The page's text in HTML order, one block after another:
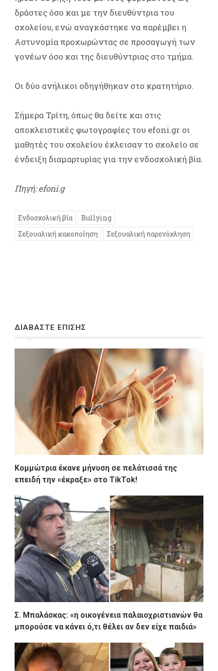
δράστες όσο και με την διευθύντρια του
σχολείου, ενώ αναγκάστηκε να παρέμβει η
Αστυνομία προχωρώντας σε προσαγωγή των
γονέων όσο και της διευθύντριας στο τμήμα.
Oι δύο ανήλικοι οδηγήθηκαν στο κρατητήριο.
Σήμερα Τρίτη, όπως θα δείτε και στις
αποκλειστικές φωτογραφίες του efoni.gr οι
μαθητές του σχολείου έκλεισαν το σχολείο σε
ένδειξη διαμαρτυρίας για την ενδοσχολική βία.
Πηγή: efoni.g
Ενδοσχολική βία
Bullying
Σεξουαλική κακοποίηση
Σεξουαλική παρενόχληση
ΔΙΑΒΑΣΤΕ ΕΠΙΣΗΣ
Κομμώτρια έκανε μήνυση σε πελάτισσά της
επειδή την «έκραξε» στο TikTok!
Σ. Μπαλάσκας: «η οικογένεια παλαιοχριστιανών θα
μπορούσε να κάνει ό,τι θέλει αν δεν είχε παιδιά»